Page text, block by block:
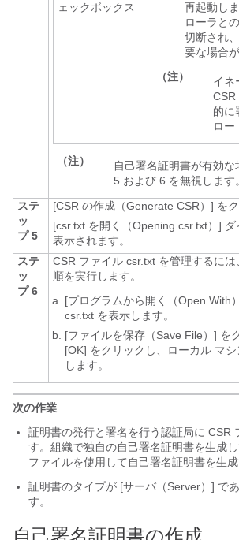
ェックボックス
再起動し
ローラと
切断され
要な場合
（注）
イネ
CSR
的に
ロー
（注）
自己署名証明書が有効
5 および 6 を無視します。
ステ
ッ
プ 5
[CSR の作成（Generate CSR）] を
[csr.txt を開く（Opening csr.txt）]
表示されます。
ステ
ッ
プ 6
CSR ファイル csr.txt を管理するに
順を実行します。
[プログラムから開く（Open With
csr.txt を表示します。
[ファイルを保存（Save File）] を
[OK] をクリックし、ローカル マ
します。
次の作業
証明書の発行と署名を行う認証局に CSR
す。組織で独自の自己署名証明書を生成
ファイルを使用して自己署名証明書を生成
証明書のタイプが [サーバ（Server）] で
す。
自己署名証明書の作成